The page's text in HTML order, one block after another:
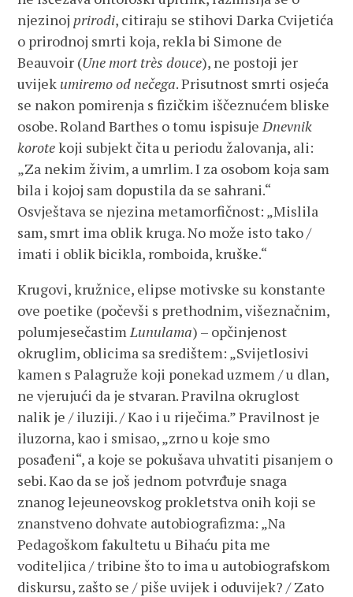
njezinoj prirodi, citiraju se stihovi Darka Cvijetića
o prirodnoj smrti koja, rekla bi Simone de
Beauvoir (Une mort très douce), ne postoji jer
uvijek umiremo od nečega. Prisutnost smrti osjeća
se nakon pomirenja s fizičkim iščeznućem bliske
osobe. Roland Barthes o tomu ispisujeDnevnik
korotekoji subjekt čita u periodu žalovanja, ali:
„Za nekim živim, a umrlim. I za osobom koja sam
bila i kojoj sam dopustila da se sahrani.“
Osvještava se njezina metamorfičnost: „Mislila
sam, smrt ima oblik kruga. No može isto tako /
imati i oblik bicikla, romboida, kruške.“
Krugovi, kružnice, elipse motivske su konstante
ove poetike (počevši s prethodnim, višeznačnim,
polumjesečastimLunulama) – opčinjenost
okruglim, oblicima sa središtem: „Svijetlosivi
kamen s Palagruže koji ponekad uzmem / u dlan,
ne vjerujući da je stvaran. Pravilna okruglost
nalik je / iluziji. / Kao i u riječima.” Pravilnost je
iluzorna, kao i smisao, „zrno u koje smo
posađeni“, a koje se pokušava uhvatiti pisanjem o
sebi. Kao da se još jednom potvrđuje snaga
znanog lejeuneovskog prokletstva onih koji se
znanstveno dohvate autobiografizma: „Na
Pedagoškom fakultetu u Bihaću pita me
voditeljica / tribine što to ima u autobiografskom
diskursu, zašto se / piše uvijek i oduvijek? / Zato